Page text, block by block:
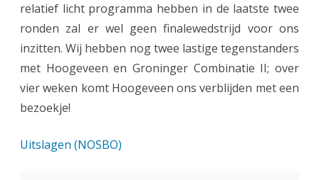
relatief licht programma hebben in de laatste twee
ronden zal er wel geen finalewedstrijd voor ons
inzitten. Wij hebben nog twee lastige tegenstanders
met Hoogeveen en Groninger Combinatie II; over
vier weken komt Hoogeveen ons verblijden met een
bezoekje!
Uitslagen (NOSBO)